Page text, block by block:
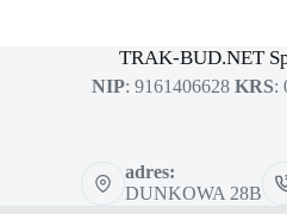
TRAK-BUD.NET
NIP: 9161406628 KRS:
adres:
DUNKOWA 28B